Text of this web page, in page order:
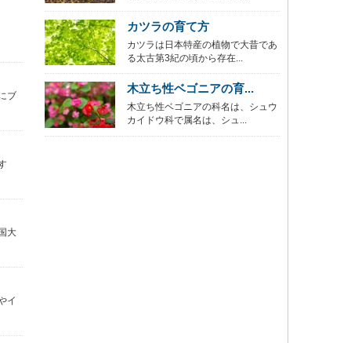
ブ
大
イ
カツラの育て方
カツラは日本特産の植物で大昔であ
る太古第3紀の頃から存在...
木立ち性ベゴニアの育...
木立ち性ベゴニアの科名は、シュウ
カイドウ科で属名は、シュ...